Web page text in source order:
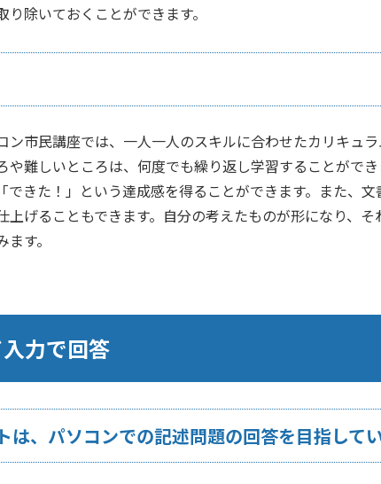
り除いておくことができます。
ン市民講座では、一人一人のスキルに合わせたカリキュ
や難しいところは、何度でも繰り返し学習することがで
できた！」という達成感を得ることができます。また、
上げることもできます。自分の考えたものが形になり、
ます。
力で回答
、パソコンでの記述問題の回答を目指して